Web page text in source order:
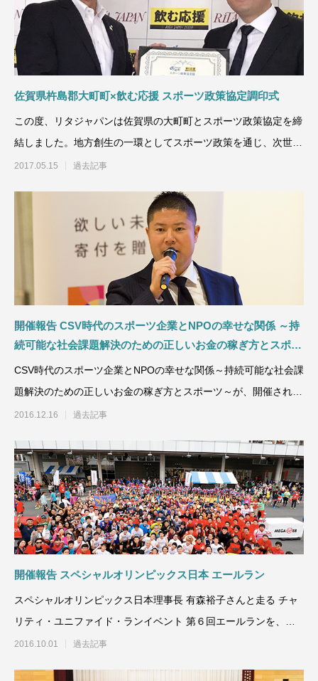
佐賀県杵島郡大町町×飲む応援 スポーツ政策協定調印式
この度、リタジャパンは佐賀県の大町町とスポーツ政策協定を締
結しました。地方創生の一環としてスポーツ政策を通じ、次世代
の子どもたちの夢づくり
2017.05.15 過去記事
開催報告 CSV時代のスポーツ企業とNPOの幸せな関係 ～持
続可能な社会課題解決のための正しいお金の稼ぎ方とスポー
ツ～
CSV時代のスポーツ企業とNPOの幸せな関係～持続可能な社会課
題解決のための正しいお金の稼ぎ方とスポーツ～が、開催され、
弊社代表野口がゲス
2016.12.16 過去記事
開催報告 スペシャルオリンピックス日本 エールラン
スペシャルオリンピックス日本理事長 有森裕子さんと走る チャ
リティ・ユニファイド・ランイベント 第６回エールランを、ト
ップパートナーとして
2016.10.01 過去記事